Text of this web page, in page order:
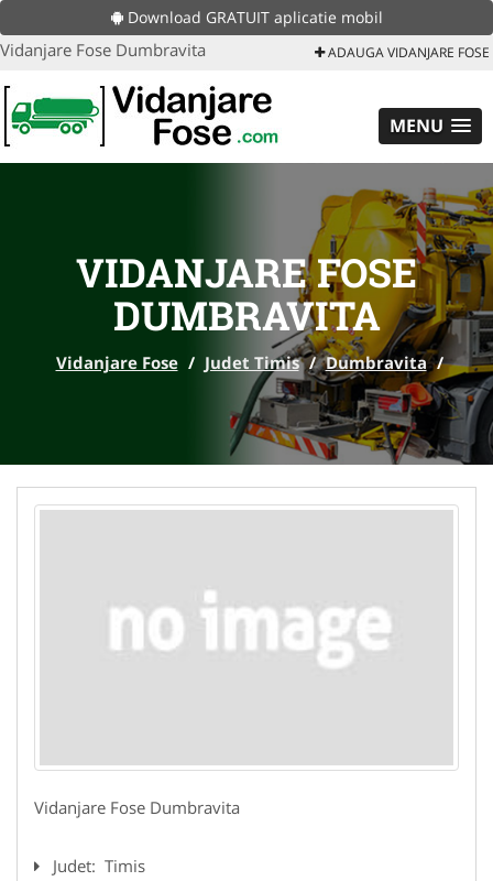
Download GRATUIT aplicatie mobil
Vidanjare Fose Dumbravita ADAUGA VIDANJARE FOSE
MENU
VIDANJARE FOSE
DUMBRAVITA
Vidanjare Fose / Judet Timis / Dumbravita /
Vidanjare Fose Dumbravita
Judet: Timis